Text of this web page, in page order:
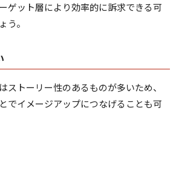
ゲット層により効率的に訴求できる可
う。
ストーリー性のあるものが多いため、
でイメージアップにつなげることも可